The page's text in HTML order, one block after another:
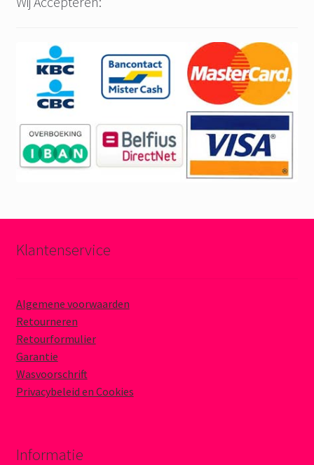
Klantenservice
Algemene voorwaarden
Retourneren
Retourformulier
Garantie
Wasvoorschrift
Privacybeleid en Cookies
Informatie